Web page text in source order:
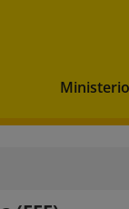
Ministerio